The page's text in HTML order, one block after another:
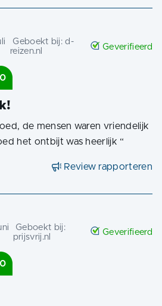
Geboekt bij:d-
reizen.nl
Geverifieerd
de mensen waren vriendelijk
het ontbijt was heerlijk “
Review rapporteren
Geboekt bij:
prijsvrij.nl
Geverifieerd